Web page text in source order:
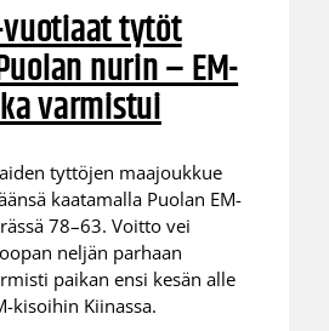
vuotiaat tytöt
nurin – EM-
varmistui
tyttöjen maajoukkue
kaatamalla Puolan EM-
78–63. Voitto vei
neljän parhaan
paikan ensi kesän alle
kisoihin Kiinassa.